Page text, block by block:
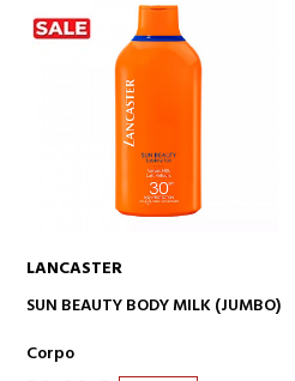
AGGIUNGI AL CARRELLO
LANCASTER
SUN BEAUTY BODY MILK (JUMBO)
Corpo